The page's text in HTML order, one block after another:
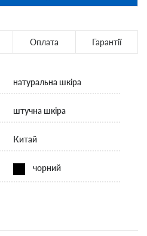
Оплата Гарантії
натуральна шкіра
штучна шкіра
Китай
чорний